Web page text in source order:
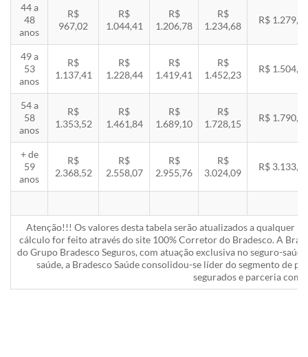
44 a
48
anos
R$
967,02
R$
1.044,41
R$
1.206,78
R$
1.234,68
R$
49 a
53
anos
R$
1.137,41
R$
1.228,44
R$
1.419,41
R$
1.452,23
R$
54 a
58
anos
R$
1.353,52
R$
1.461,84
R$
1.689,10
R$
1.728,15
R$
+ de
59
anos
R$
2.368,52
R$
2.558,07
R$
2.955,76
R$
3.024,09
R$
Atenção!!! Os valores desta tabela serão atualizados a qualquer
cálculo for feito através do site 100% Corretor do Bradesco. A
do Grupo Bradesco Seguros, com atuação exclusiva no seguro-
saúde, a Bradesco Saúde consolidou-se líder do segmento de
segurados e parceria com